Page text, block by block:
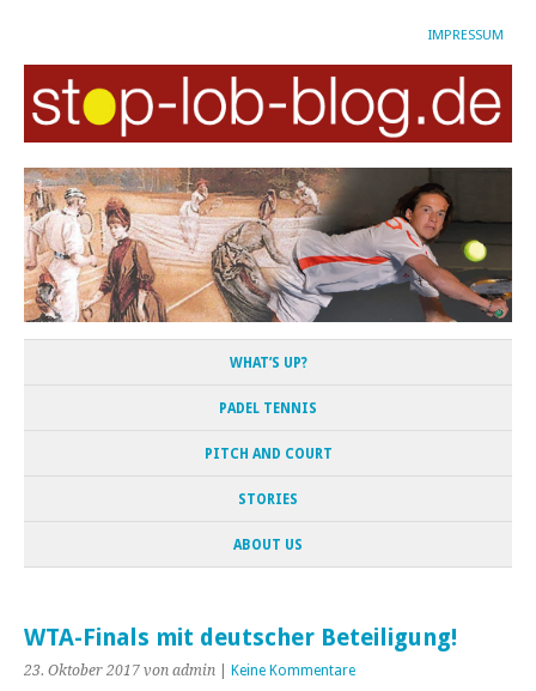
IMPRESSUM
WHAT’S UP?
PADEL TENNIS
PITCH AND COURT
STORIES
ABOUT US
WTA-Finals mit deutscher Beteiligung!
23. Oktober 2017 von admin Keine Kommentare